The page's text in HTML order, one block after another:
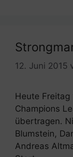
12. Juni 2015
Heute
Champions
übertragen.
Blumstein,
Andreas